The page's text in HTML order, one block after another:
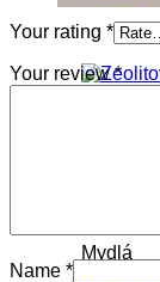
Mydlá
Your rating *
Your review*
Name *